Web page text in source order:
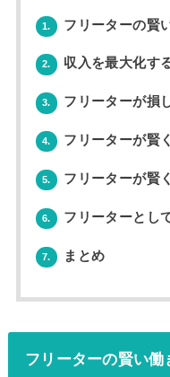
1. フリーターの賢
2. 収入を最大化す
3. フリーターが損
4. フリーターが賢
5. フリーターが賢
6. フリーターとし
7. まとめ
フリーターの賢い働